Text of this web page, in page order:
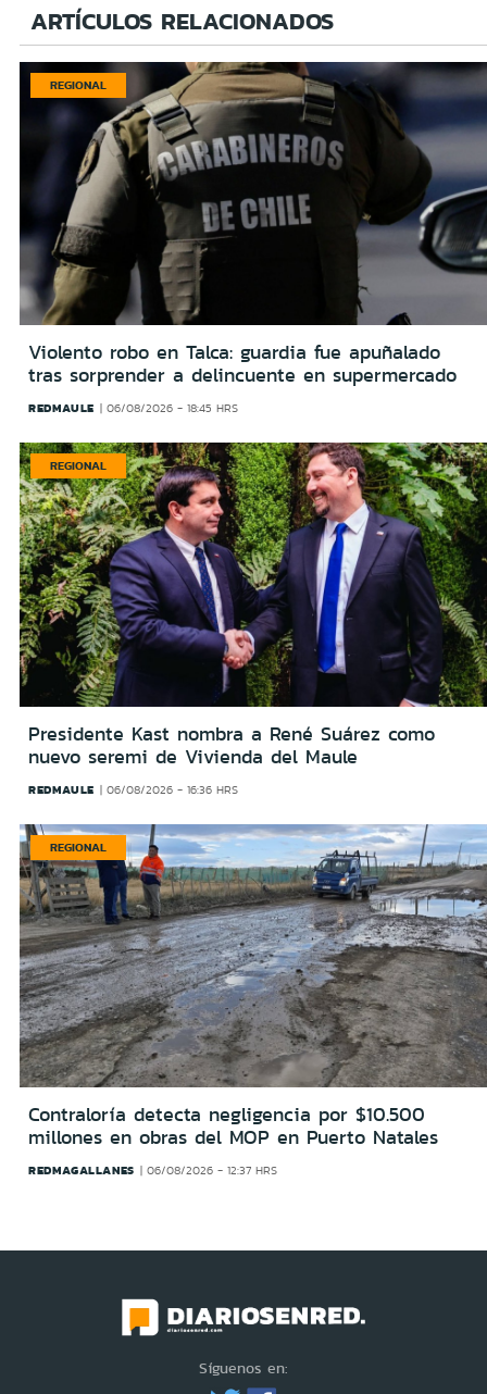
ARTÍCULOS RELACIONADOS
REGIONAL
Violento robo en Talca: guardia fue apuñalado
tras sorprender a delincuente en supermercado
REDMAULE 06/08/2026 - 18:45 HRS
REGIONAL
Presidente Kast nombra a René Suárez como
nuevo seremi de Vivienda del Maule
REDMAULE 06/08/2026 - 16:36 HRS
REGIONAL
Contraloría detecta negligencia por $10.500
millones en obras del MOP en Puerto Natales
REDMAGALLANES 06/08/2026 - 12:37 HRS
Síguenos en: